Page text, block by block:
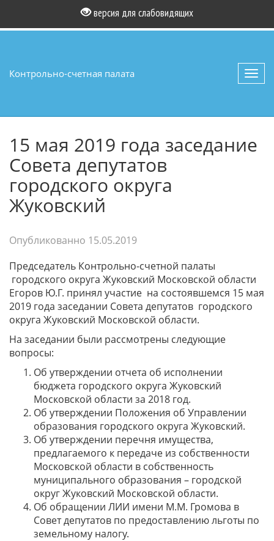
версия для слабовидящих
Контрольно-счетная палата
15 мая 2019 года заседание
Совета депутатов
городского округа
Жуковский
Опубликованно 15.05.2019
Председатель Контрольно-счетной палаты
городского округа Жуковский Московской области
Егоров Ю.Г. принял участие на состоявшемся 15 мая
2019 года заседании Совета депутатов городского
округа Жуковский Московской области.
На заседании были рассмотрены следующие
вопросы:
Об утверждении отчета об исполнении
бюджета городского округа Жуковский
Московской области за 2018 год.
Об утверждении Положения об Управлении
образования городского округа Жуковский.
Об утверждении перечня имущества,
предлагаемого к передаче из собственности
Московской области в собственность
муниципального образования – городской
округ Жуковский Московской области.
Об обращении ЛИИ имени М.М. Громова в
Совет депутатов по предоставлению льготы по
земельному налогу.